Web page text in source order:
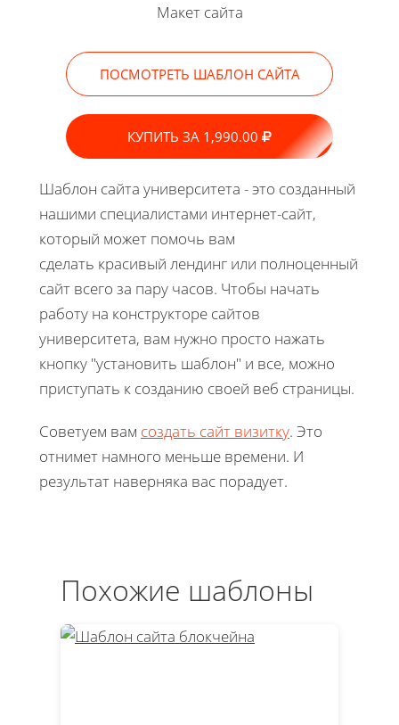
Макет сайта
ПОСМОТРЕТЬ ШАБЛОН САЙТА
КУПИТЬ ЗА 1,990.00
Шаблон сайта университета - это созданный
нашими специалистами интернет-сайт,
который может помочь вам
сделать красивый лендинг или полноценный
сайт всего за пару часов. Чтобы начать
работу на конструкторе сайтов
университета, вам нужно просто нажать
кнопку "установить шаблон" и все, можно
приступать к созданию своей веб страницы.
Советуем вам создать сайт визитку. Это
отнимет намного меньше времени. И
результат наверняка вас порадует.
Похожие шаблоны